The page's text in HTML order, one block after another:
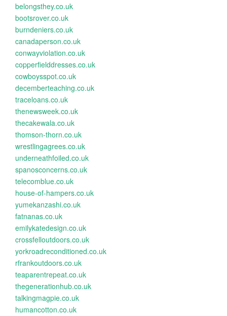
belongsthey.co.uk
bootsrover.co.uk
burndeniers.co.uk
canadaperson.co.uk
conwayviolation.co.uk
copperfielddresses.co.uk
cowboysspot.co.uk
decemberteaching.co.uk
traceloans.co.uk
thenewsweek.co.uk
thecakewala.co.uk
thomson-thorn.co.uk
wrestlingagrees.co.uk
underneathfoiled.co.uk
spanosconcerns.co.uk
telecomblue.co.uk
house-of-hampers.co.uk
yumekanzashi.co.uk
fatnanas.co.uk
emilykatedesign.co.uk
crossfelloutdoors.co.uk
yorkroadreconditioned.co.uk
rfrankoutdoors.co.uk
teaparentrepeat.co.uk
thegenerationhub.co.uk
talkingmagpie.co.uk
humancotton.co.uk